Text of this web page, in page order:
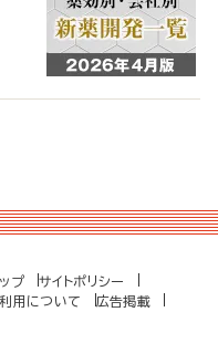
プ
サイトポリシー
用について
広告掲載